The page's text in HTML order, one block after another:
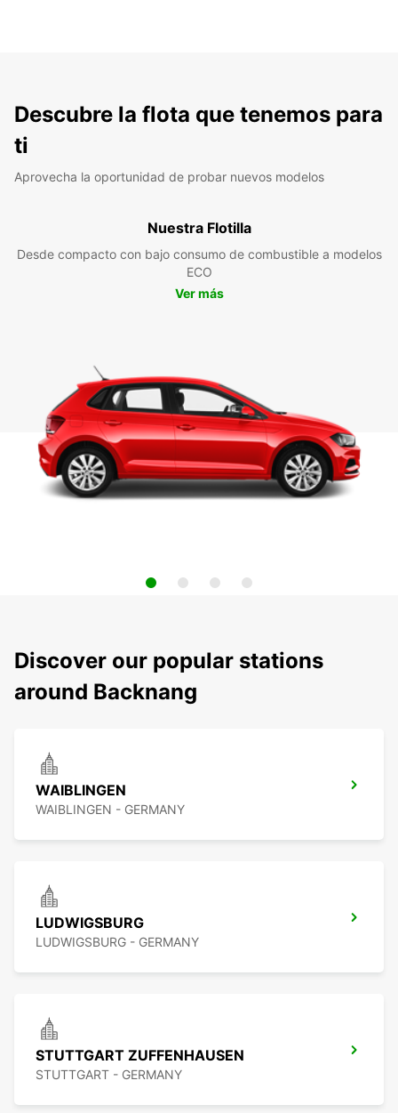
Descubre la flota que tenemos para
ti
Aprovecha la oportunidad de probar nuevos modelos
Nuestra Flotilla
Desde compacto con bajo consumo de combustible a modelos
ECO
Ver más
Discover our popular stations
around Backnang
WAIBLINGEN
WAIBLINGEN - GERMANY
LUDWIGSBURG
LUDWIGSBURG - GERMANY
STUTTGART ZUFFENHAUSEN
STUTTGART - GERMANY